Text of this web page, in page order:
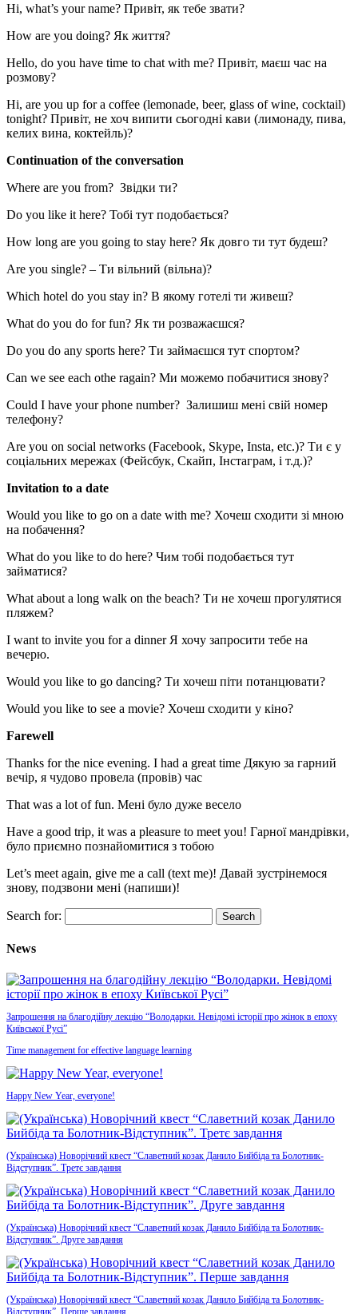
Hi, what’s your name? Привіт, як тебе звати?
How are you doing? Як життя?
Hello, do you have time to chat with me? Привіт, маєш час на
розмову?
Hi, are you up for a coffee (lemonade, beer, glass of wine, cocktail)
tonight? Привіт, не хоч випити сьогодні кави (лимонаду, пива,
келих вина, коктейль)?
Continuation of the conversation
Where are you from? Звідки ти?
Do you like it here? Тобі тут подобається?
How long are you going to stay here? Як довго ти тут будеш?
Are you single? – Ти вільний (вільна)?
Which hotel do you stay in? В якому готелі ти живеш?
What do you do for fun? Як ти розважаєшся?
Do you do any sports here? Ти займаєшся тут спортом?
Can we see each othe ragain? Ми можемо побачитися знову?
Could I have your phone number? Залишиш мені свій номер
телефону?
Are you on social networks (Facebook, Skype, Insta, etc.)? Ти є у
соціальних мережах (Фейсбук, Скайп, Інстаграм, і т.д.)?
Invitation to a date
Would you like to go on a date with me? Хочеш сходити зі мною
на побачення?
What do you like to do here? Чим тобі подобається тут
займатися?
What about a long walk on the beach? Ти не хочеш прогулятися
пляжем?
I want to invite you for a dinner Я хочу запросити тебе на
вечерю.
Would you like to go dancing? Ти хочеш піти потанцювати?
Would you like to see a movie? Хочеш сходити у кіно?
Farewell
Thanks for the nice evening. I had a great time Дякую за гарний
вечір, я чудово провела (провів) час
That was a lot of fun. Мені було дуже весело
Have a good trip, it was a pleasure to meet you! Гарної мандрівки,
було приємно познайомитися з тобою
Let’s meet again, give me a call (text me)! Давай зустрінемося
знову, подзвони мені (напиши)!
Search for:
News
Запрошення на благодійну лекцію “Володарки. Невідомі історії про жінок в епоху
Київської Русі”
Time management for effective language learning
Happy New Year, everyone!
(Українська) Новорічний квест “Славетний козак Данило Бийбіда та Болотник-
Відступник”. Третє завдання
(Українська) Новорічний квест “Славетний козак Данило Бийбіда та Болотник-
Відступник”. Друге завдання
(Українська) Новорічний квест “Славетний козак Данило Бийбіда та Болотник-